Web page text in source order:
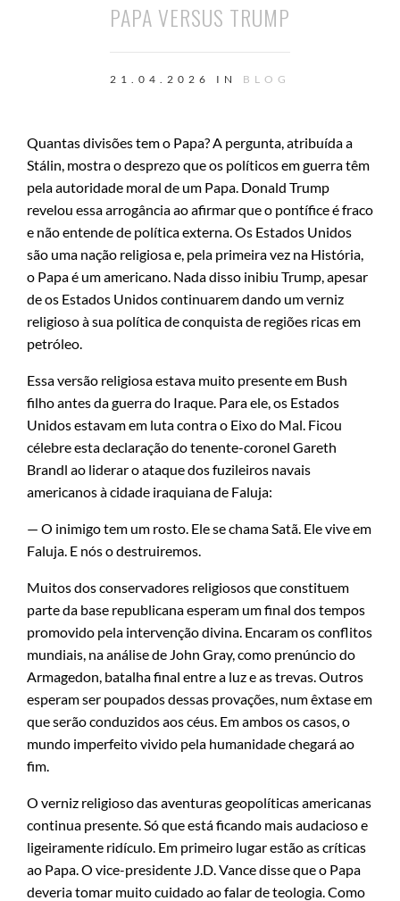
PAPA VERSUS TRUMP
21.04.2026 IN BLOG
Quantas divisões tem o Papa? A pergunta, atribuída a
Stálin, mostra o desprezo que os políticos em guerra têm
pela autoridade moral de um Papa. Donald Trump
revelou essa arrogância ao afirmar que o pontífice é fraco
e não entende de política externa. Os Estados Unidos
são uma nação religiosa e, pela primeira vez na História,
o Papa é um americano. Nada disso inibiu Trump, apesar
de os Estados Unidos continuarem dando um verniz
religioso à sua política de conquista de regiões ricas em
petróleo.
Essa versão religiosa estava muito presente em Bush
filho antes da guerra do Iraque. Para ele, os Estados
Unidos estavam em luta contra o Eixo do Mal. Ficou
célebre esta declaração do tenente-coronel Gareth
Brandl ao liderar o ataque dos fuzileiros navais
americanos à cidade iraquiana de Faluja:
— O inimigo tem um rosto. Ele se chama Satã. Ele vive em
Faluja. E nós o destruiremos.
Muitos dos conservadores religiosos que constituem
parte da base republicana esperam um final dos tempos
promovido pela intervenção divina. Encaram os conflitos
mundiais, na análise de John Gray, como prenúncio do
Armagedon, batalha final entre a luz e as trevas. Outros
esperam ser poupados dessas provações, num êxtase em
que serão conduzidos aos céus. Em ambos os casos, o
mundo imperfeito vivido pela humanidade chegará ao
fim.
O verniz religioso das aventuras geopolíticas americanas
continua presente. Só que está ficando mais audacioso e
ligeiramente ridículo. Em primeiro lugar estão as críticas
ao Papa. O vice-presidente J.D. Vance disse que o Papa
deveria tomar muito cuidado ao falar de teologia. Como